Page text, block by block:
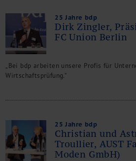
25 Jahre bdp
Dirk Zingler,
FC Union Berlin
„Bei bdp arbeiten unsere Profis für
Wirtschaftsprüfung.“
25 Jahre bdp
Christian und
Troullier, AUST
Moden GmbH)